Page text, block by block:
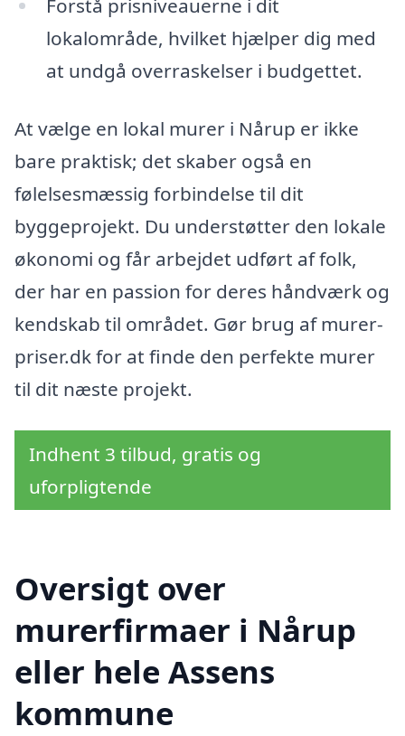
Forstå prisniveauerne i dit
lokalområde, hvilket hjælper dig med
at undgå overraskelser i budgettet.
At vælge en lokal murer i Nårup er ikke
bare praktisk; det skaber også en
følelsesmæssig forbindelse til dit
byggeprojekt. Du understøtter den lokale
økonomi og får arbejdet udført af folk,
der har en passion for deres håndværk og
kendskab til området. Gør brug af murer-
priser.dk for at finde den perfekte murer
til dit næste projekt.
Indhent 3 tilbud, gratis og
uforpligtende
Oversigt over
murerfirmaer i Nårup
eller hele Assens
kommune